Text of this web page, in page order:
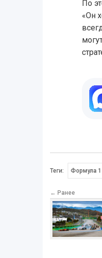
По
«Он
Теги: Формула 1
← Ранее